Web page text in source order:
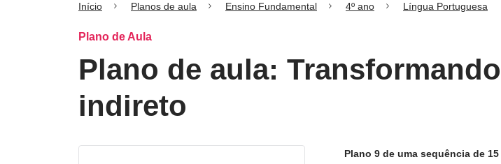
Início Planos de aula Ensino Fundamental 4º ano Língua Portuguesa
Plano de Aula
Plano de aula:
indireto
Plano 9 de uma sequência de